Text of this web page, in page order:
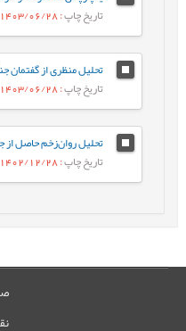
تاریخ چاپ: 1403/06/28
تاریخ چاپ: 1403/06/28
تحلیل روان‌زخم حاصل از
تاریخ چاپ: 1402/12/28